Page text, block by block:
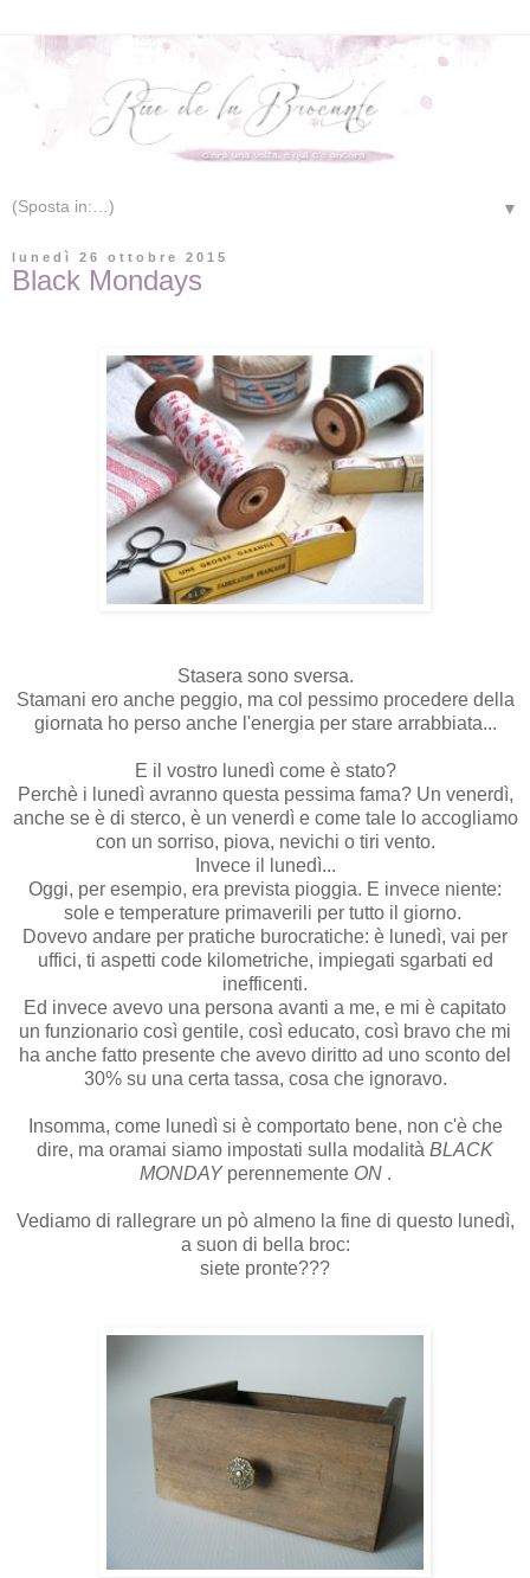
▼
lunedì 26 ottobre 2015
Black Mondays
Stasera sono sversa.
Stamani ero anche peggio, ma col pessimo procedere della
giornata ho perso anche l'energia per stare arrabbiata...
E il vostro lunedì come è stato?
Perchè i lunedì avranno questa pessima fama? Un venerdì,
anche se è di sterco, è un venerdì e come tale lo accogliamo
con un sorriso, piova, nevichi o tiri vento.
Invece il lunedì...
Oggi, per esempio, era prevista pioggia. E invece niente:
sole e temperature primaverili per tutto il giorno.
Dovevo andare per pratiche burocratiche: è lunedì, vai per
uffici, ti aspetti code kilometriche, impiegati sgarbati ed
inefficenti.
Ed invece avevo una persona avanti a me, e mi è capitato
un funzionario così gentile, così educato, così bravo che mi
ha anche fatto presente che avevo diritto ad uno sconto del
30% su una certa tassa, cosa che ignoravo.
Insomma, come lunedì si è comportato bene, non c'è che
dire, ma oramai siamo impostati sulla modalità BLACK
MONDAY perennemente ON.
Vediamo di rallegrare un pò almeno la fine di questo lunedì,
a suon di bella broc:
siete pronte???